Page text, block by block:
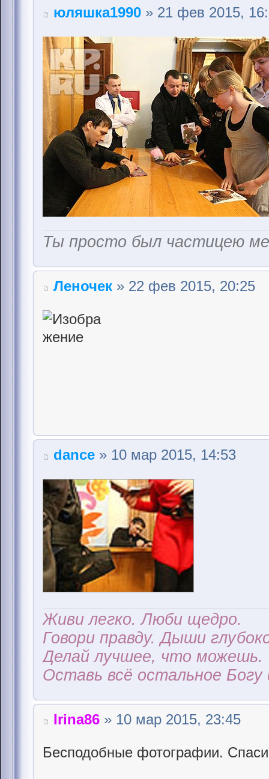
юляшка1990 » 21 фев 2015,
Ты просто был частицею
Леночек » 22 фев 2015, 20:25
dance » 10 мар 2015, 14:53
Живи легко. Люби щедро.
Говори правду. Дыши
Делай лучшее, что можешь.
Оставь всё остальное Богу
Irina86 » 10 мар 2015, 23:45
Бесподобные фотографии.